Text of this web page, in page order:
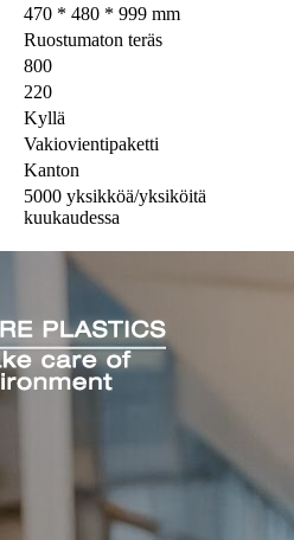
470 * 480 * 999 mm
Ruostumaton teräs
800
220
Kyllä
Vakiovientipaketti
Kanton
5000 yksikköä/yksiköitä
kuukaudessa